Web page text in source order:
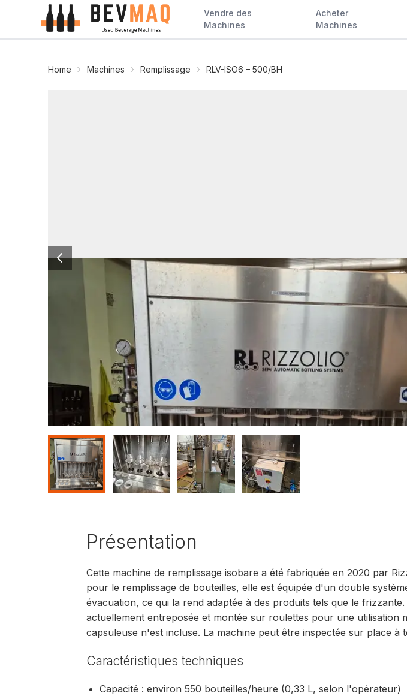
Vendre des
Machines
Acheter
Machines
Home Machines Remplissage RLV-ISO6 – 500/BH
Présentation
Cette machine de remplissage isobare a été fabriquée en 2020 par
pour le remplissage de bouteilles, elle est équipée d'un double
évacuation, ce qui la rend adaptée à des produits tels que le frizzante.
actuellement entreposée et montée sur roulettes pour une utilisation
capsuleuse n'est incluse. La machine peut être inspectée sur place à
Caractéristiques techniques
Capacité : environ 550 bouteilles/heure (0,33 L, selon l'opérateur)